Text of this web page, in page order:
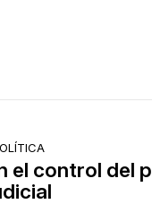
el control del